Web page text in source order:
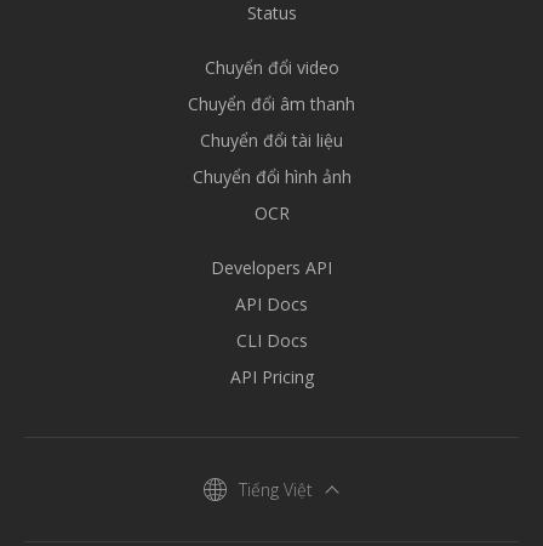
Status
Chuyển đổi video
Chuyển đổi âm thanh
Chuyển đổi tài liệu
Chuyển đổi hình ảnh
OCR
Developers API
API Docs
CLI Docs
API Pricing
Tiếng Việt